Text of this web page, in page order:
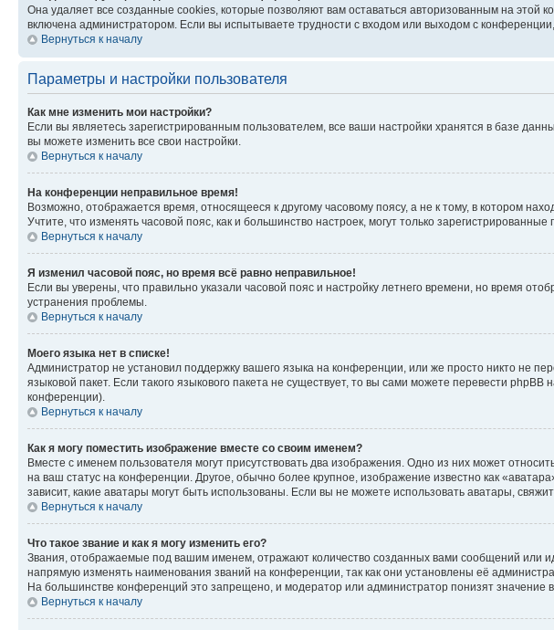
Она удаляет все созданные cookies, которые позволяют вам оставаться авторизованным на
включена администратором. Если вы испытываете трудности с входом или выходом с
Вернуться к началу
Параметры и настройки пользователя
Как мне изменить мои настройки?
Если вы являетесь зарегистрированным пользователем, все ваши настройки хранятся в базе
вы можете изменить все свои настройки.
Вернуться к началу
На конференции неправильное время!
Возможно, отображается время, относящееся к другому часовому поясу, а не к тому, в котором
Учтите, что изменять часовой пояс, как и большинство настроек, могут только
Вернуться к началу
Я изменил часовой пояс, но время всё равно неправильное!
Если вы уверены, что правильно указали часовой пояс и настройку летнего времени, но время
устранения проблемы.
Вернуться к началу
Моего языка нет в списке!
Администратор не установил поддержку вашего языка на конференции, или же просто никто не
языковой пакет. Если такого языкового пакета не существует, то вы сами можете перевести
конференции).
Вернуться к началу
Как я могу поместить изображение вместе со своим именем?
Вместе с именем пользователя могут присутствовать два изображения. Одно из них может
на ваш статус на конференции. Другое, обычно более крупное, изображение известно как
зависит, какие аватары могут быть использованы. Если вы не можете использовать аватары,
Вернуться к началу
Что такое звание и как я могу изменить его?
Звания, отображаемые под вашим именем, отражают количество созданных вами сообщений
напрямую изменять наименования званий на конференции, так как они установлены её
На большинстве конференций это запрещено, и модератор или администратор понизят значение
Вернуться к началу